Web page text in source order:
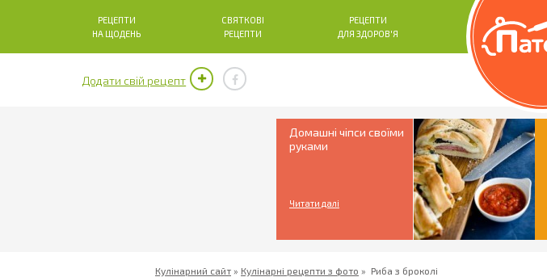
РЕЦЕПТИ
НА ЩОДЕНЬ
СВЯТКОВІ
РЕЦЕПТИ
РЕЦЕПТИ
ДЛЯ ЗДОРОВ'Я
Додати свій рецепт
Домашні чіпси своїми
руками
Читати далі
Кулінарний сайт » Кулінарні рецепти з фото » Риба з броколі